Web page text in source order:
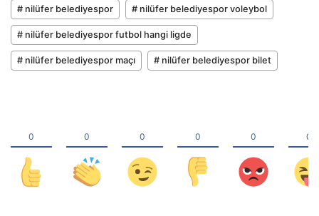
# nilüfer belediyespor # nilüfer belediyespor voleybol
# nilüfer belediyespor futbol hangi ligde
# nilüfer belediyespor maçı # nilüfer belediyespor bilet